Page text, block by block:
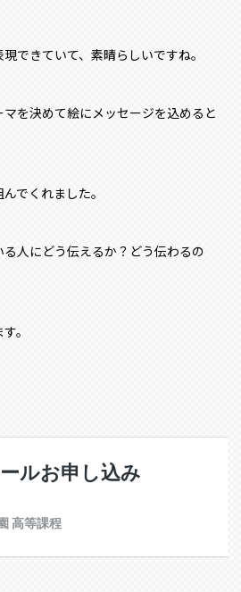
できていて、素晴らしいですね。
を決めて絵にメッセージを込めると
でくれました。
人にどう伝えるか？どう伝わるの
。